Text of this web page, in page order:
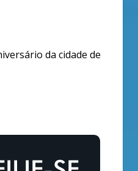
da cidade de